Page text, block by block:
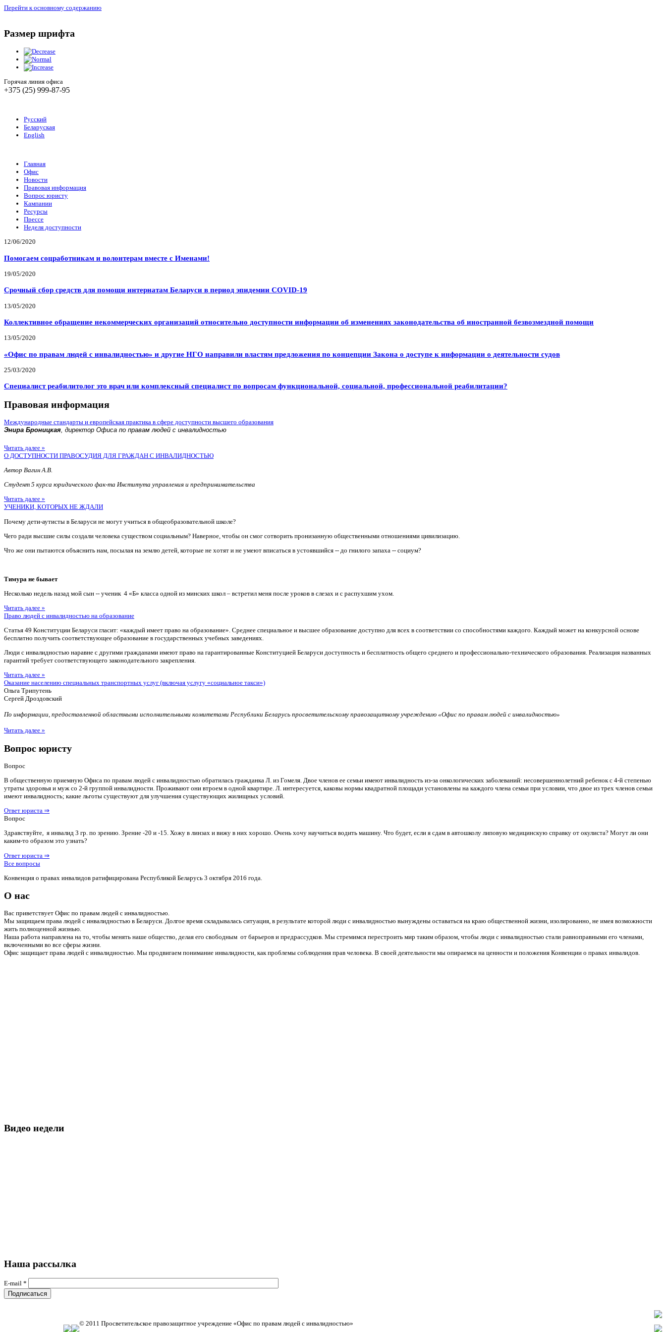
Перейти к основному содержанию
Размер шрифта
Горячая линия офиса
+375 (25) 999-87-95
Русский
Беларуская
English
Главная
Офис
Новости
Правовая информация
Вопрос юристу
Кампании
Ресурсы
Прессе
Неделя доступности
12/06/2020
Помогаем соцработникам и волонтерам вместе с Именами!
19/05/2020
Срочный сбор средств для помощи интернатам Беларуси в период эпидемии COVID-19
13/05/2020
Коллективное обращение некоммерческих организаций относительно доступности информации об изменениях законодательства об иностранной безвозмездной помощи
13/05/2020
«Офис по правам людей с инвалидностью» и другие НГО направили властям предложения по концепции Закона о доступе к информации о деятельности судов
25/03/2020
Специалист реабилитолог это врач или комплексный специалист по вопросам функциональной, социальной, профессиональной реабилитации?
Правовая информация
Международные стандарты и европейская практика в сфере доступности высшего образования
Энира Броницкая, директор Офиса по правам людей с инвалидностью
Читать далее »
О ДОСТУПНОСТИ ПРАВОСУДИЯ ДЛЯ ГРАЖДАН С ИНВАЛИДНОСТЬЮ
Автор Вагин А.В.
Студент 5 курса юридического фак-та Института управления и предпринимательства
Читать далее »
УЧЕНИКИ, КОТОРЫХ НЕ ЖДАЛИ
Почему дети-аутисты в Беларуси не могут учиться в общеобразовательной школе?
Чего ради высшие силы создали человека существом социальным? Наверное, чтобы он смог сотворить пронизанную общественными отношениями цивилизацию.
Что же они пытаются объяснить нам, посылая на землю детей, которые не хотят и не умеют вписаться в устоявшийся -- до гнилого запаха -- социум?
Тимура не бывает
Несколько недель назад мой сын -- ученик 4 «Б» класса одной из минских школ – встретил меня после уроков в слезах и с распухшим ухом.
Читать далее »
Право людей с инвалидностью на образование
Статья 49 Конституции Беларуси гласит: «каждый имеет право на образование». Среднее специальное и высшее образование доступно для всех в соответствии со способностями каждого. Каждый может на конкурсной основе
бесплатно получить соответствующее образование в государственных учебных заведениях.
Люди с инвалидностью наравне с другими гражданами имеют право на гарантированные Конституцией Беларуси доступность и бесплатность общего среднего и профессионально-технического образования. Реализация названных
гарантий требует соответствующего законодательного закрепления.
Читать далее »
Оказание населению специальных транспортных услуг (включая услугу «социальное такси»)
Ольга Трипутень
Сергей Дроздовский
По информации, предоставленной областными исполнительными комитетами Республики Беларусь просветительскому правозащитному учреждению «Офис по правам людей с инвалидностью»
Читать далее »
Вопрос юристу
Вопрос
В общественную приемную Офиса по правам людей с инвалидностью обратилась гражданка Л. из Гомеля. Двое членов ее семьи имеют инвалидность из-за онкологических заболеваний: несовершеннолетний ребенок с 4-й степенью
утраты здоровья и муж со 2-й группой инвалидности. Проживают они втроем в одной квартире. Л. интересуется, каковы нормы квадратной площади установлены на каждого члена семьи при условии, что двое из трех членов семьи
имеют инвалидность; какие льготы существуют для улучшения существующих жилищных условий.
Ответ юриста ⇒
Вопрос
Здравствуйте, я инвалид 3 гр. по зрению. Зрение -20 и -15. Хожу в линзах и вижу в них хорошо. Очень хочу научиться водить машину. Что будет, если я сдам в автошколу липовую медицинскую справку от окулиста? Могут ли они
каким-то образом это узнать?
Ответ юриста ⇒
Все вопросы
Конвенция о правах инвалидов ратифицирована Республикой Беларусь 3 октября 2016 года.
О нас
Вас приветствует Офис по правам людей с инвалидностью.
Мы защищаем права людей с инвалидностью в Беларуси. Долгое время складывалась ситуация, в результате которой люди с инвалидностью вынуждены оставаться на краю общественной жизни, изолированно, не имея возможности
жить полноценной жизнью.
Наша работа направлена на то, чтобы менять наше общество, делая его свободным от барьеров и предрассудков. Мы стремимся перестроить мир таким образом, чтобы люди с инвалидностью стали равноправными его членами,
включенными во все сферы жизни.
Офис защищает права людей с инвалидностью. Мы продвигаем понимание инвалидности, как проблемы соблюдения прав человека. В своей деятельности мы опираемся на ценности и положения Конвенции о правах инвалидов.
Видео недели
Наша рассылка
E-mail *
© 2011 Просветительское правозащитное учреждение «Офис по правам людей с инвалидностью»